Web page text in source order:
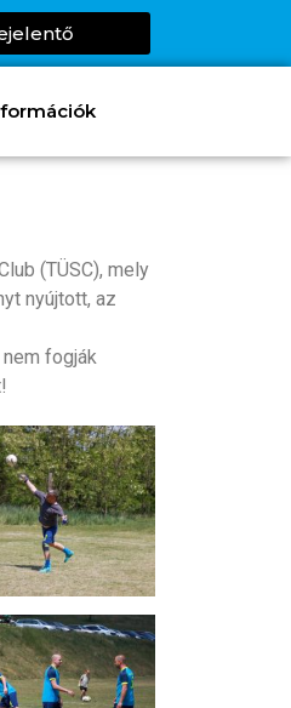
(TÜSC), mely
nyújtott, az
fogják